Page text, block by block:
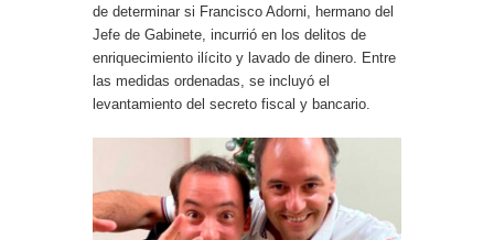
de determinar si Francisco Adorni, hermano del
Jefe de Gabinete, incurrió en los delitos de
enriquecimiento ilícito y lavado de dinero. Entre
las medidas ordenadas, se incluyó el
levantamiento del secreto fiscal y bancario.